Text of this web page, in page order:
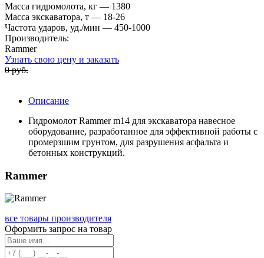
Масса гидромолота, кг — 1380
Масса экскаватора, т — 18-26
Частота ударов, уд./мин — 450-1000
Производитель:
Rammer
Узнать свою цену и заказать
0 руб.
Описание
Гидромолот Rammer m14 для экскаватора навесное
оборудование, разработанное для эффективной работы с
промерзшим грунтом, для разрушения асфальта и
бетонных конструкций.
Rammer
все товары производителя
Оформить запрос на товар